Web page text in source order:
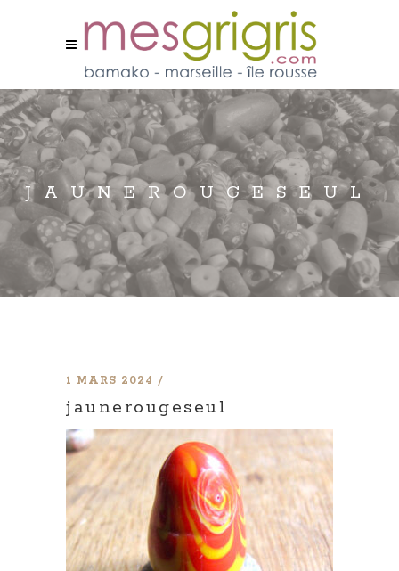
JAUNEROUGESEUL
1 MARS 2024
jaunerougeseul